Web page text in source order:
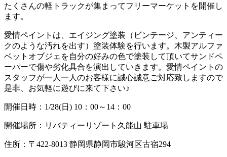
たくさんの軽トラックが集まってフリーマーケットを開催し
ます。
愛情ペイントは、エイジング塗装（ビンテージ、アンティー
クのような汚れを出す）塗装体験を行います。木製アルファ
ベットオブジェを自分の好みの色で塗装して頂いてサンドペ
ーパーで傷や劣化具合を演出していきます。愛情ペイントの
スタッフが一人一人のお客様に誠心誠意ご対応致しますので
是非、お気軽に遊びに来て下さい♪
開催日時：1/28(日) 10：00～14：00
開催場所：リバティーリゾート久能山 駐車場
住所：〒422-8013 静岡県静岡市駿河区古宿294